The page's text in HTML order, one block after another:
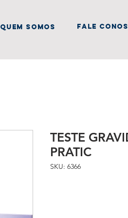
quem somos fale
TESTE
PRATIC
SKU: 6366